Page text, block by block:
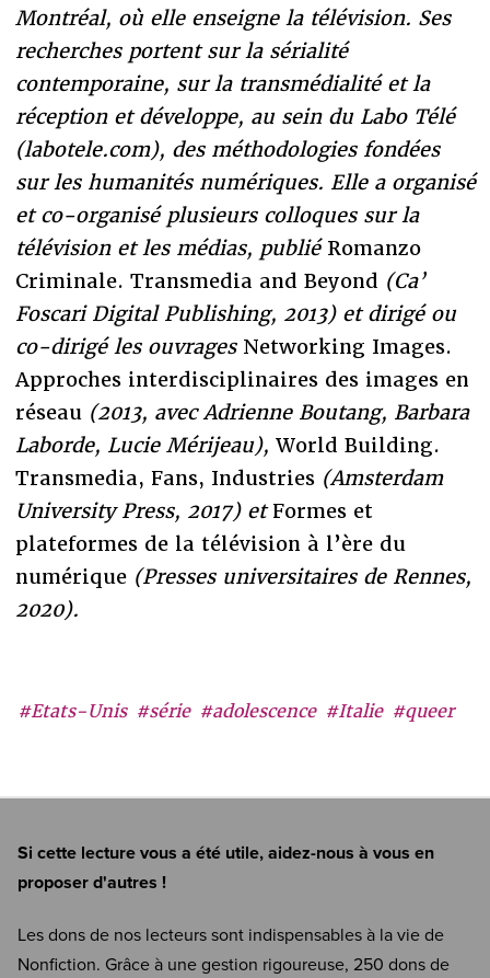
#Etats-Unis #série #adolescence #Italie #queer
Montréal, où elle enseigne la télévision. Ses
recherches portent sur la sérialité
contemporaine, sur la transmédialité et la
réception et développe, au sein du Labo Télé
(labotele.com), des méthodologies fondées
sur les humanités numériques. Elle a organisé
et co-organisé plusieurs colloques sur la
télévision et les médias, publié Romanzo
Criminale. Transmedia and Beyond (Ca’
Foscari Digital Publishing, 2013) et dirigé ou
co-dirigé les ouvrages Networking Images.
Approches interdisciplinaires des images en
réseau(2013, avec Adrienne Boutang, Barbara
Laborde, Lucie Mérijeau), World Building.
Transmedia, Fans, Industries(Amsterdam
University Press, 2017) etFormes et
plateformes de la télévision à l’ère du
numérique (Presses universitaires de Rennes,
2020).
Si cette lecture vous a été utile, aidez-nous à vous en
proposer d'autres !
Les dons de nos lecteurs sont indispensables à la vie de
Nonfiction. Grâce à une gestion rigoureuse, 250 dons de